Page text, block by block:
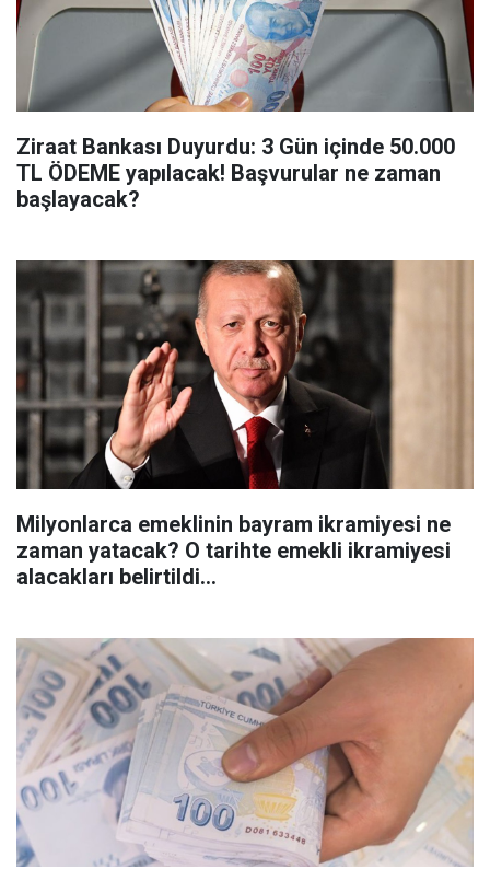
Ziraat Bankası Duyurdu: 3 Gün içinde 50.000
TL ÖDEME yapılacak! Başvurular ne zaman
başlayacak?
Milyonlarca emeklinin bayram ikramiyesi ne
zaman yatacak? O tarihte emekli ikramiyesi
alacakları belirtildi...